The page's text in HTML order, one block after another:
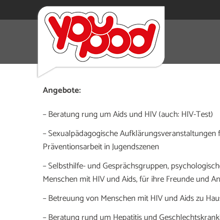
Anonyme und kostenfreie Beratung am Telefon,
infizierten Menschen und für die von HIV und Aids
Angebote:
– Beratung rung um Aids und HIV (auch: HIV-Test)
– Sexualpädagogische
Präventionsarbeit in Jugendszenen
– Selbsthilfe- und Gesprächsgruppen,
Menschen mit HIV und Aids, für ihre Freunde und
– Betreuung von Menschen mit HIV und Aids zu